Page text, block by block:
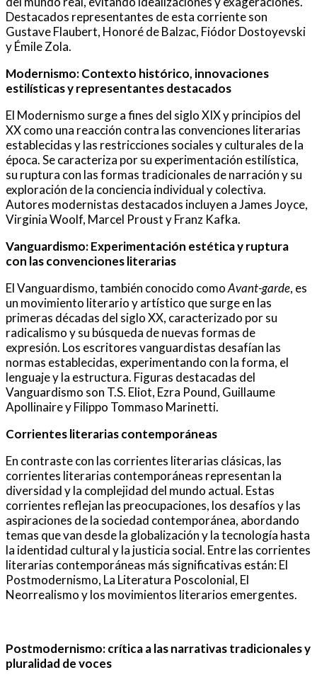
Destacados representantes de esta corriente son
Gustave Flaubert, Honoré de Balzac, Fiódor Dostoyevski
y Émile Zola.
Modernismo: Contexto histórico, innovaciones
estilísticas y representantes destacados
El Modernismo surge a fines del siglo XIX y principios del
XX como una reacción contra las convenciones literarias
establecidas y las restricciones sociales y culturales de la
época. Se caracteriza por su experimentación estilística,
su ruptura con las formas tradicionales de narración y su
exploración de la conciencia individual y colectiva.
Autores modernistas destacados incluyen a James Joyce,
Virginia Woolf, Marcel Proust y Franz Kafka.
Vanguardismo: Experimentación estética y ruptura
con las convenciones literarias
El Vanguardismo, también conocido comoAvant-garde, es
un movimiento literario y artístico que surge en las
primeras décadas del siglo XX, caracterizado por su
radicalismo y su búsqueda de nuevas formas de
expresión. Los escritores vanguardistas desafían las
normas establecidas, experimentando con la forma, el
lenguaje y la estructura. Figuras destacadas del
Vanguardismo son T.S. Eliot, Ezra Pound, Guillaume
Apollinaire y Filippo Tommaso Marinetti.
Corrientes literarias contemporáneas
En contraste con las corrientes literarias clásicas, las
corrientes literarias contemporáneas representan la
diversidad y la complejidad del mundo actual. Estas
corrientes reflejan las preocupaciones, los desafíos y las
aspiraciones de la sociedad contemporánea, abordando
temas que van desde la globalización y la tecnología hasta
la identidad cultural y la justicia social. Entre las corrientes
literarias contemporáneas más significativas están: El
Postmodernismo, La Literatura Poscolonial, El
Neorrealismo y los movimientos literarios emergentes.
Postmodernismo: crítica a las narrativas tradicionales y
pluralidad de voces